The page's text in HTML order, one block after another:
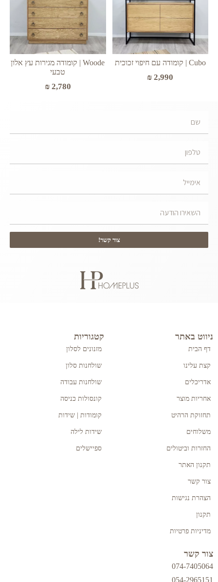
Cubo | קומודה עם חיפוי זכוכית
₪ 2,990
Woode | קומודה מגירות עץ אלון
טבעי
₪2,780
צור קשר!
ניווט באתר
דף הבית
קצת עלינו
אדריכלים
אחריות מוצר
תחזוקת הרהיט
משלוחים
החזרות וביטולים
תקנון האתר
צור קשר
הצהרת נגישות
תקנון
מדיניות פרטיות
קטגוריות
מזנונים לסלון
שולחנות סלון
שולחנות עבודה
קונסולות כניסה
קומודות | שידות
שידות לילה
ספיישלים
צור קשר
074-7405064
054-2965151